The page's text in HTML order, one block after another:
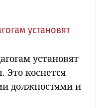
установят
установят
Это коснется
должностями и